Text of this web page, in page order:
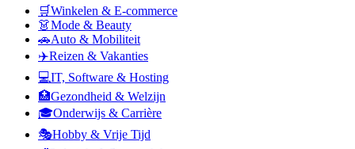
🛒Winkelen & E-commerce
👗Mode & Beauty
🚗Auto & Mobiliteit
✈️Reizen & Vakanties
💻IT, Software & Hosting
🏥Gezondheid & Welzijn
🎓Onderwijs & Carrière
🎭Hobby & Vrije Tijd